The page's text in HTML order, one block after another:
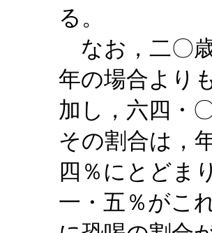
る。
なお，二〇
年の場合より
加し，六四・
その割合は，
四％にとどま
一・五％がこ